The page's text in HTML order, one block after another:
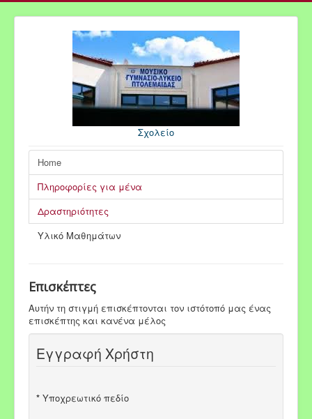
Σχολείο
Home
Πληροφορίες για μένα
Δραστηριότητες
Yλικό Μαθημάτων
Επισκέπτες
Αυτήν τη στιγμή επισκέπτονται τον ιστότοπό μας ένας
επισκέπτης και κανένα μέλος
Εγγραφή Χρήστη
* Υποχρεωτικό πεδίο